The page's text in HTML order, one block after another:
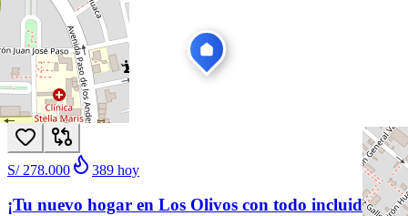
Ver todas
1/11
Venta
Nuevo
S/ 278.000 389 hoy
¡Tu nuevo hogar en Los Olivos con todo incluido!